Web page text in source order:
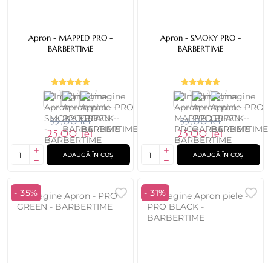
Apron - MAPPED PRO -
BARBERTIME
59,00 lei
25,00 lei
ADAUGĂ ÎN COȘ
Apron - SMOKY PRO -
BARBERTIME
59,00 lei
25,00 lei
ADAUGĂ ÎN COȘ
- 35% - 31%